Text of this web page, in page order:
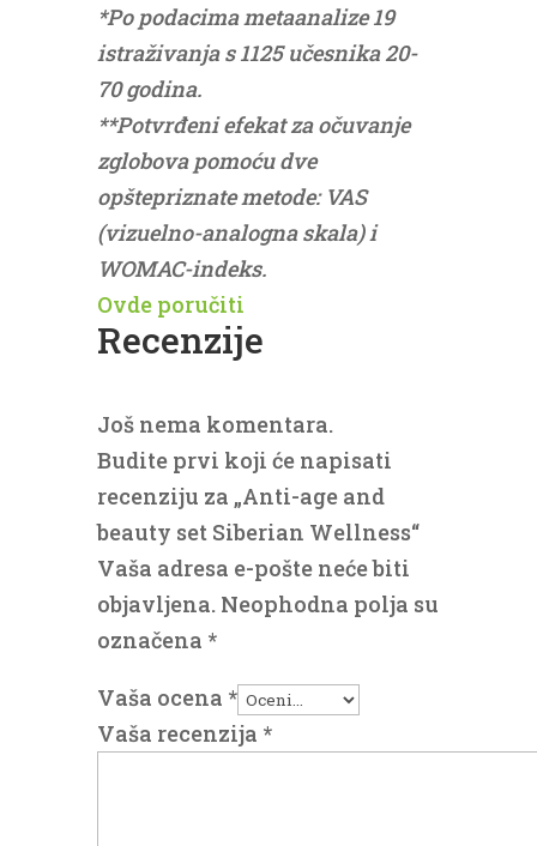
*Po podacima metaanalize 19
istraživanja s 1125 učesnika 20-
70 godina.
**Potvrđeni efekat za očuvanje
zglobova pomoću dve
opštepriznate metode: VAS
(vizuelno-analogna skala) i
WOMAC-indeks.
Ovde poručiti
Recenzije
Još nema komentara.
Budite prvi koji će napisati
recenziju za „Anti-age and
beauty set Siberian Wellness“
Vaša adresa e-pošte neće biti
objavljena. Neophodna polja su
označena *
Vaša ocena *
Vaša recenzija *